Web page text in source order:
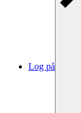
Log på